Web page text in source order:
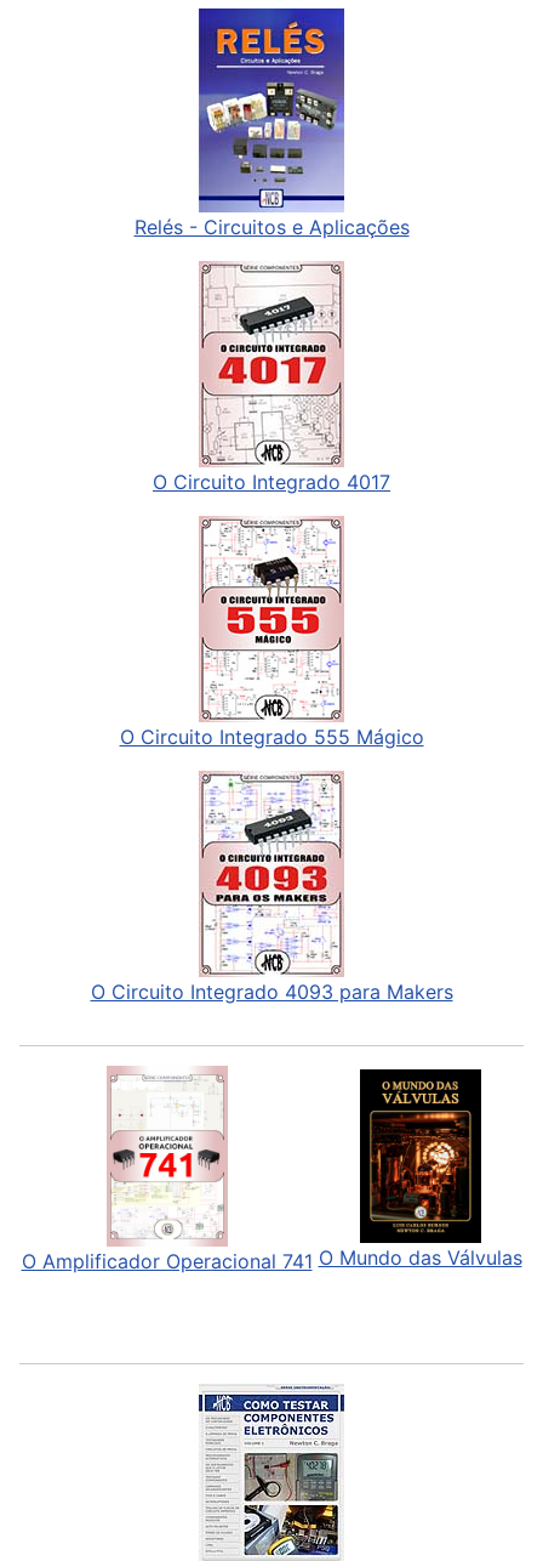
Relés - Circuitos e Aplicações
O Circuito Integrado 4017
O Circuito Integrado 555 Mágico
O Circuito Integrado 4093 para Makers
O Amplificador Operacional 741 O Mundo das Válvulas